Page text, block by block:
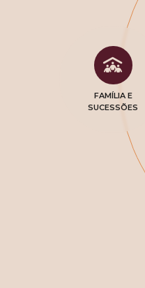
FAMÍLIA E
SUCESSÕES